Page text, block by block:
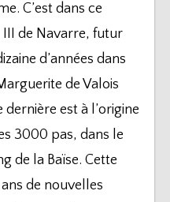
C’est dans ce
de Navarre, futur
d’années dans
de Valois
dernière est à l’origine
3000 pas, dans le
de la Baïse. Cette
de nouvelles